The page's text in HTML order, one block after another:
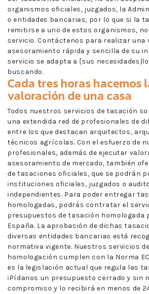
organismos oficiales, juzgados, la
o entidades bancarias, por lo que si la
remitirse a uno de estos organismos,
servicio. Contáctenos para realizar una
asesoramiento rápida y sencilla de su
servicio se adapta a {sus
buscando.
Cada tres horas hacemos
valoración de una casa
Todos nuestros servicios de tasación
una extendida red de profesionales de
entre los que destacan arquitectos,
técnicos agrícolas. Con el esfuerzo de
profesionales, además de ejecutar
asesoramiento de mercado, también
de tasaciones oficiales, que se podrán
instituciones oficiales, juzgados o
independientes. Para poder entregar
homologadas, podrás contratar el
presupuestos de tasación homologada
España. La aprobación de dichas
diversas entidades bancarias está
normativa vigente. Nuestros servicios
homologación cumplen con la Norma
es la legislación actual que regula las
¡Pídanos un presupuesto cerrado y sin
compromiso y lo recibirá en menos de